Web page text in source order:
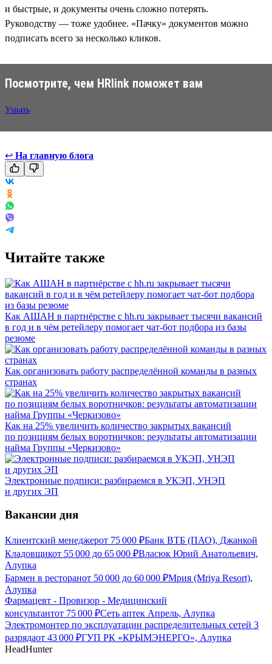
и быстрые, и документы очень сложно потерять.
Руководству — тоже удобнее. «Пачку» документов можно
подписать всего за несколько кликов.
Посмотрите, чем HRlink поможет вам
Узнать
↩ На главную блога
Читайте также
Как АШАН в партнёрстве с hh.ru закрывает тысячи вакансий
в год и в чём ретейлеру помогает чат-бот подбора из базы
резюме
Как организовать работу распределённой команды в разных
странах
Как на 25% увеличить количество закрытых вакансий
по позициям белых воротничков: результаты автоматизации
найма Группы «Черкизово»
Электронные подписи: разбираемся в УКЭП, УНЭП
и других ЭП
Вакансии дня
Клиентский менеджерот 75 000 ₽Банк ВТБ (ПАО), Джанкой
Кладовщикот 55 000 до 65 000 ₽Власюк Юрий Анатольевич,
Алупка
Бармен в ресторанот 50 000 до 60 000 ₽Мрия (Mriya Resort),
Алупка
Фармацевт - Провизор - Медицинский
консультантот 75 000 ₽Сеть аптек Апрель, Алупка
Электромонтер по эксплуатации распределительных сетей 3
разрядаот 43 000 ₽ГУП РК «КРЫМЭНЕРГО», Алупка
HeadHunter